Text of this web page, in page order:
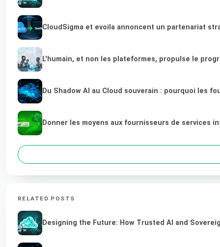
CloudSigma et evoila annoncent un partenariat
L'humain, et non les plateformes, propulse le
Du Shadow AI au Cloud souverain : pourquoi les
Donner les moyens aux fournisseurs de services
RELATED POSTS
Designing the Future: How Trusted AI and